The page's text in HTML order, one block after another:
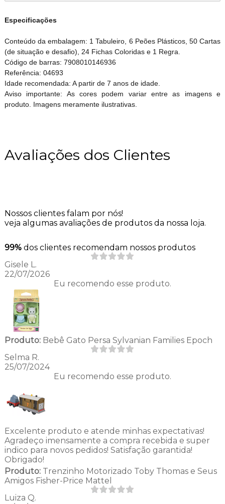
Especificações
Conteúdo da embalagem: 1 Tabuleiro, 6 Peões Plásticos, 50 Cartas
(de situação e desafio), 24 Fichas Coloridas e 1 Regra.
Código de barras: 7908010146936
Referência: 04693
Idade recomendada: A partir de 7 anos de idade.
Aviso importante: As cores podem variar entre as imagens e
produto. Imagens meramente ilustrativas.
Avaliações dos Clientes
Nossos clientes falam por nós!
veja algumas avaliações de produtos da nossa loja.
99% dos clientes recomendam nossos produtos
Gisele L.
22/07/2026
Eu recomendo esse produto.
Produto:Bebê Gato Persa Sylvanian Families Epoch
Selma R.
25/07/2024
Eu recomendo esse produto.
Excelente produto e atende minhas expectativas!
Agradeço imensamente a compra recebida e super
indico para novos pedidos! Satisfação garantida!
Obrigado!
Produto:Trenzinho Motorizado Toby Thomas e Seus
Amigos Fisher-Price Mattel
Luiza Q.